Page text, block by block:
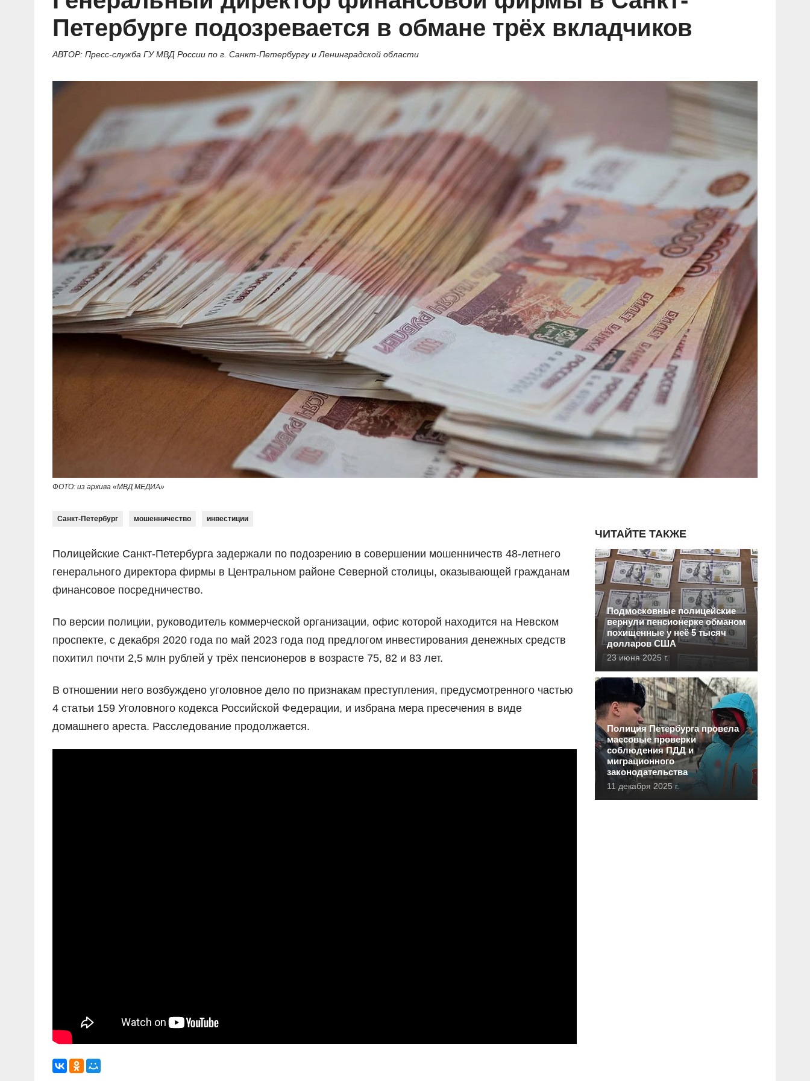
Документальные фильмы
В знании сила
Специальный репортаж
КиберПОСТОВОЙ
Газета «Щит и меч»
Журнал «Полиция России»
О ПОРТАЛЕ
Петербурге подозревается в обмане трёх вкладчиков
АВТОР: Пресс-служба ГУ МВД России по г. Санкт-Петербургу и Ленинградской области
ФОТО: из архива «МВД МЕДИА»
Санкт-Петербург мошенничество инвестиции
Полицейские Санкт-Петербурга задержали по подозрению в совершении мошенничеств 48-летнего
генерального директора фирмы в Центральном районе Северной столицы, оказывающей гражданам
финансовое посредничество.
По версии полиции, руководитель коммерческой организации, офис которой находится на Невском
проспекте, с декабря 2020 года по май 2023 года под предлогом инвестирования денежных средств
похитил почти 2,5 млн рублей у трёх пенсионеров в возрасте 75, 82 и 83 лет.
В отношении него возбуждено уголовное дело по признакам преступления, предусмотренного частью
4 статьи 159 Уголовного кодекса Российской Федерации, и избрана мера пресечения в виде
домашнего ареста. Расследование продолжается.
ЧИТАЙТЕ ТАКЖЕ
Подмосковные полицейские
вернули пенсионерке обманом
похищенные у неё 5 тысяч
долларов США
23 июня 2025 г.
Полиция Петербурга провела
массовые проверки
соблюдения ПДД и
миграционного
законодательства
11 декабря 2025 г.